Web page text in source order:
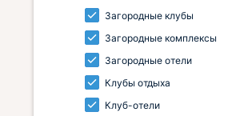
Загородные клубы
Загородные комплексы
Загородные отели
Клубы отдыха
Клуб-отели